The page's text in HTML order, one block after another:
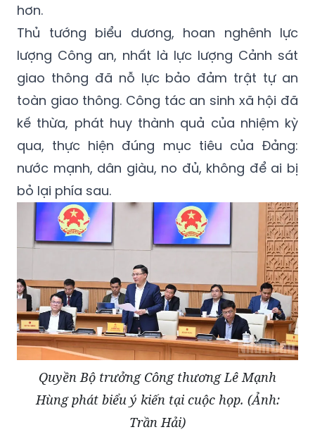
hơn.
Thủ tướng biểu dương, hoan nghênh lực
lượng Công an, nhất là lực lượng Cảnh sát
giao thông đã nỗ lực bảo đảm trật tự an
toàn giao thông. Công tác an sinh xã hội đã
kế thừa, phát huy thành quả của nhiệm kỳ
qua, thực hiện đúng mục tiêu của Đảng:
nước mạnh, dân giàu, no đủ, không để ai bị
bỏ lại phía sau.
Quyền Bộ trưởng Công thương Lê Mạnh
Hùng phát biểu ý kiến tại cuộc họp. (Ảnh:
Trần Hải)